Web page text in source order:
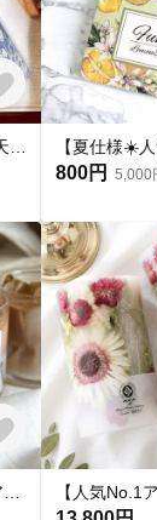
800円 5,000